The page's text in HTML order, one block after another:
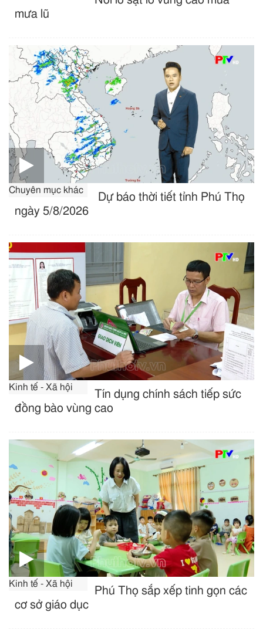
mưa lũ
Chuyên mục khác
Dự báo thời tiết tỉnh Phú Thọ
ngày 5/8/2026
Kinh tế - Xã hội
Tín dụng chính sách tiếp sức
đồng bào vùng cao
Kinh tế - Xã hội
Phú Thọ sắp xếp tinh gọn các
cơ sở giáo dục